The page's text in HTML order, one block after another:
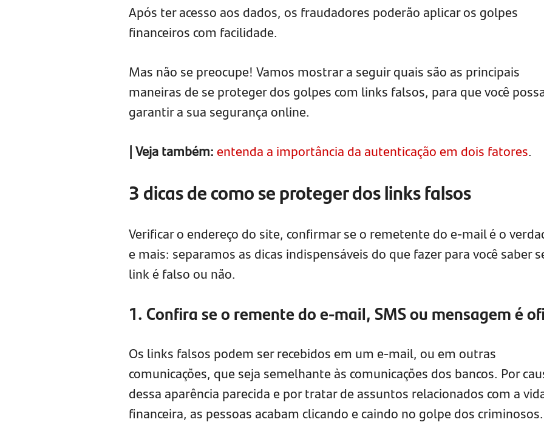
Após ter acesso aos dados, os fraudadores poderão aplicar os golpes
financeiros com facilidade.
Mas não se preocupe! Vamos mostrar a seguir quais são as principais
maneiras de se proteger dos golpes com links falsos, para que você
garantir a sua segurança online.
|Veja também:entenda a importância da autenticação em dois fatores.
3 dicas de como se proteger dos links falsos
Verificar o endereço do site, confirmar se o remetente do e-mail é o
e mais: separamos as dicas indispensáveis do que fazer para você saber
link é falso ou não.
1. Confira se o remente do e-mail, SMS ou mensagem é
Os links falsos podem ser recebidos em um e-mail, ou em outras
comunicações, que seja semelhante às comunicações dos bancos. Por
dessa aparência parecida e por tratar de assuntos relacionados com a
financeira, as pessoas acabam clicando e caindo no golpe dos criminosos.